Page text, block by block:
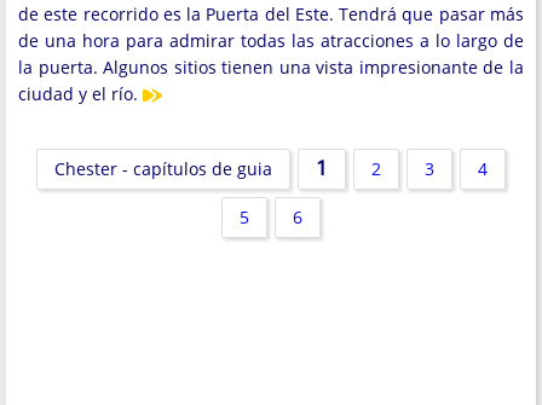
de este recorrido es la Puerta del Este. Tendrá que pasar más
de una hora para admirar todas las atracciones a lo largo de
la puerta. Algunos sitios tienen una vista impresionante de la
ciudad y el río.
Chester - capítulos de guia 1 2 3 4
5 6